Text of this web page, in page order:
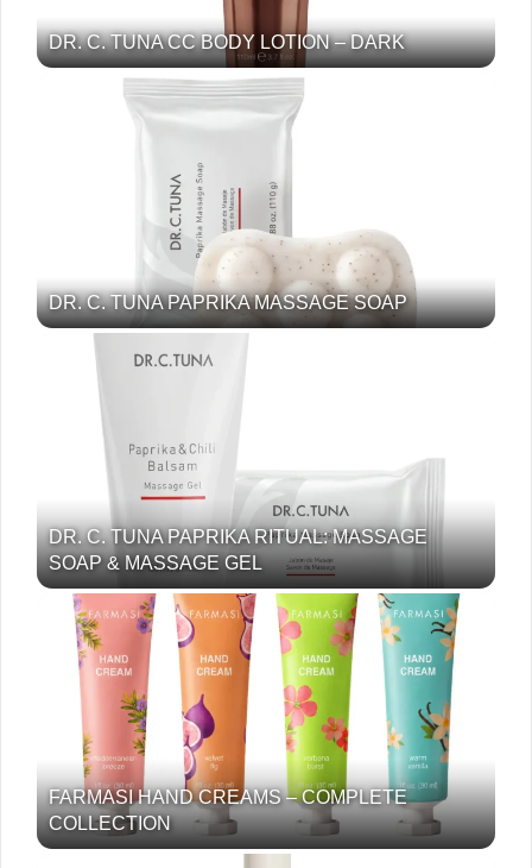
DR. C. TUNA CC BODY LOTION – DARK
DR. C. TUNA PAPRIKA MASSAGE SOAP
DR. C. TUNA PAPRIKA RITUAL: MASSAGE
SOAP & MASSAGE GEL
FARMASI HAND CREAMS – COMPLETE
COLLECTION